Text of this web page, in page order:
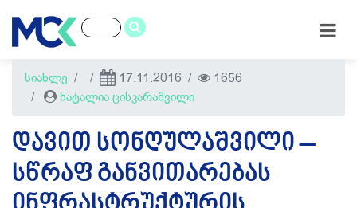
სიახლე 17.11.2016
1656
ნატალია ცისკარაშვილი
ᲓᲐᲕᲘᲗ ᲡᲝᲜᲦᲣᲚᲐᲨᲕᲘᲚᲘ –
ᲡᲬᲠᲐᲤ ᲒᲐᲜᲕᲘᲗᲐᲠᲔᲑᲐᲡ